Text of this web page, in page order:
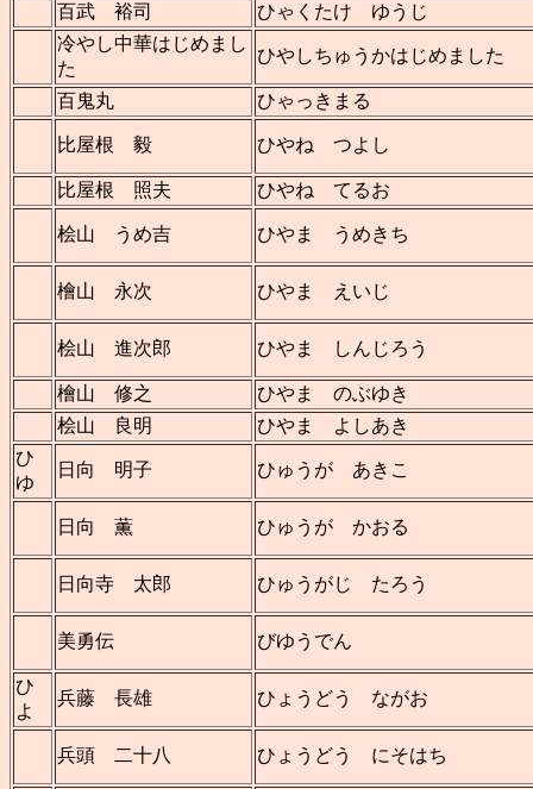
百武 裕司
ひゃくたけ ゆうじ
冷やし中華はじめまし
た
ひやしちゅうかはじめました
百鬼丸 ひゃっきまる
比屋根 毅 ひやね つよし
比屋根 照夫 ひやね てるお
桧山 うめ吉 ひやま うめきち
檜山 永次 ひやま えいじ
桧山 進次郎 ひやま しんじろう
檜山 修之
ひやま のぶゆき
桧山 良明
ひやま よしあき
ひ
ゆ
日向 明子 ひゅうが あきこ
日向 薫 ひゅうが かおる
日向寺 太郎 ひゅうがじ たろう
美勇伝 びゆうでん
ひ
よ
兵藤 長雄 ひょうどう ながお
兵頭 二十八 ひょうどう にそはち